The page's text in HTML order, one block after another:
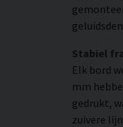
Stabiel
Elk bord
mm
gedrukt,
zuivere